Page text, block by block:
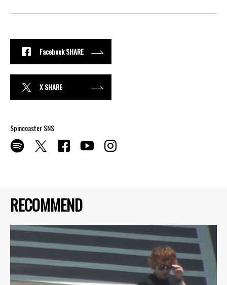
RECOMMEND
Facebook SHARE
X SHARE
Spincoaster SNS